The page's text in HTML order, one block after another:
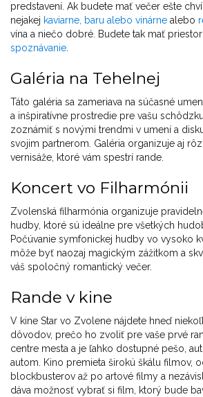
predstavení. Ak budete mať večer ešte
nejakej kaviarne, baru alebo vinárne alebo
vína a niečo dobré. Budete tak mať
spoznávanie.
Galéria na Tehelnej
Táto galéria sa zameriava na súčasné
a inšpiratívne prostredie pre vašu
zoznámiť s novými trendmi v umení a
svojim partnerom. Galéria organizuje aj
vernisáže, ktoré vám spestrí rande.
Koncert vo Filharmónii
Zvolenská filharmónia organizuje
hudby, ktoré sú ideálne pre všetkých
Počúvanie symfonickej hudby vo vysoko
môže byť naozaj magickým zážitkom a
váš spoločný romantický večer.
Rande v kine
V kine Star vo Zvolene nájdete hneď
dôvodov, prečo ho zvoliť pre vaše prvé
centre mesta a je ľahko dostupné pešo,
autom. Kino premieta širokú škálu filmov,
blockbusterov až po artové filmy a
dáva možnosť vybrať si film, ktorý bude